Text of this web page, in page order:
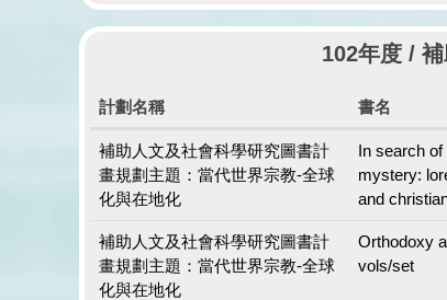
102年度 /
計劃名稱 書名
補助人文及社會科學研究圖書計
畫規劃主題：當代世界宗教-全球
化與在地化
In search
mystery:
and
補助人文及社會科學研究圖書計
畫規劃主題：當代世界宗教-全球
化與在地化
Orthodoxy
vols/set